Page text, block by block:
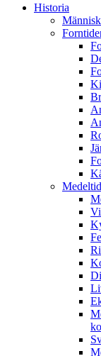
Historia